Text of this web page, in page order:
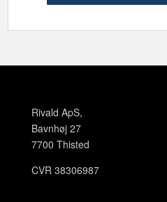
Rivald ApS,
Bavnhøj 27
7700 Thisted
CVR 38306987